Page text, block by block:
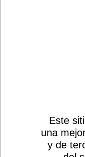
Este
una
y de
diferencias,
podemos llenar de
nuestro bebé,
para los padres.
nuestros hijos y
cumplamos con
como del mundo.
pensar que cada
es por su bienestar,
muchas ocasiones,
nuestros hijos
sentimientos e
crecimiento. La